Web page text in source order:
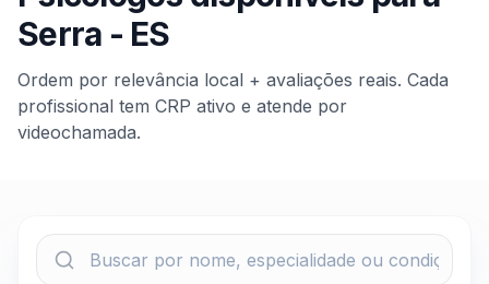
Serra - ES
Ordem por relevância local + avaliações reais. Cada
profissional tem CRP ativo e atende por
videochamada.